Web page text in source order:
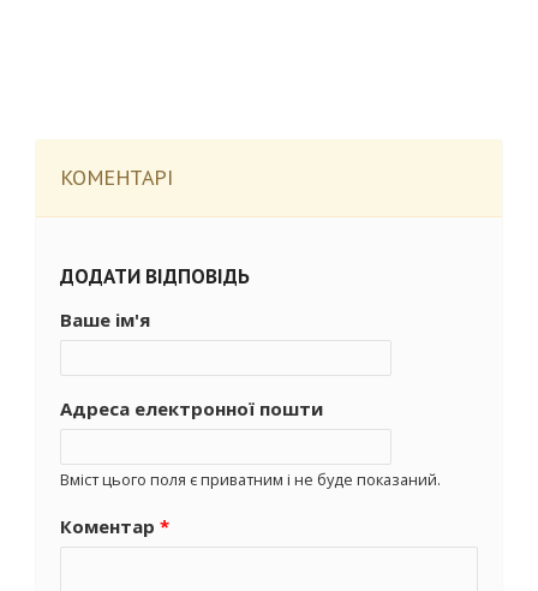
КОМЕНТАРІ
ДОДАТИ ВІДПОВІДЬ
Ваше ім'я
Адреса електронної пошти
Вміст цього поля є приватним і не буде показаний.
Коментар *